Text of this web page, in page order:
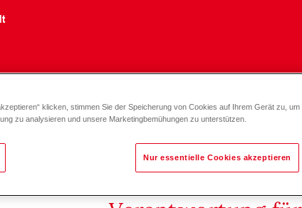
E3 RAS 76
klicken, stimmen Sie der Speicherung von Cookies auf Ihrem Gerät zu,
zu analysieren und unsere Marketingbemühungen zu unterstützen.
Nur essentielle Cookies akzeptieren